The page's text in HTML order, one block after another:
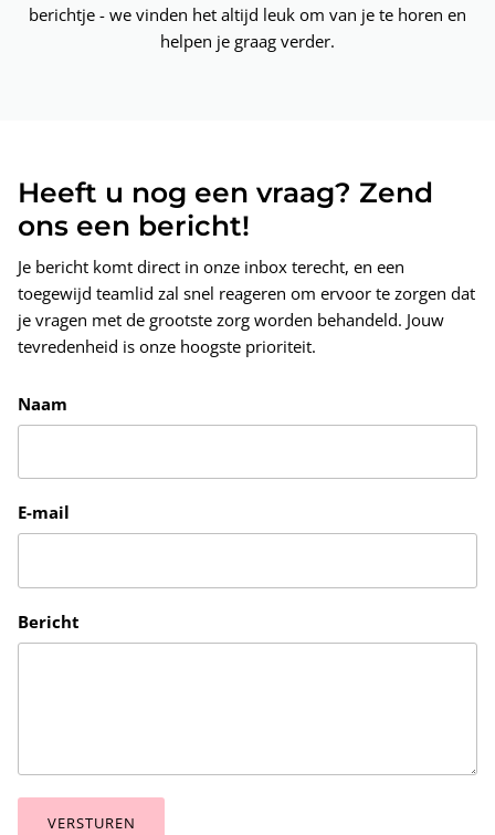
berichtje - we vinden het altijd leuk om van je te horen en
helpen je graag verder.
Heeft u nog een vraag? Zend
ons een bericht!
Je bericht komt direct in onze inbox terecht, en een
toegewijd teamlid zal snel reageren om ervoor te zorgen dat
je vragen met de grootste zorg worden behandeld. Jouw
tevredenheid is onze hoogste prioriteit.
Naam
E-mail
Bericht
VERSTUREN